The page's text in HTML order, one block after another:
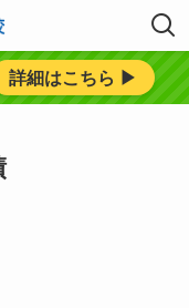
詳細はこちら ▶︎